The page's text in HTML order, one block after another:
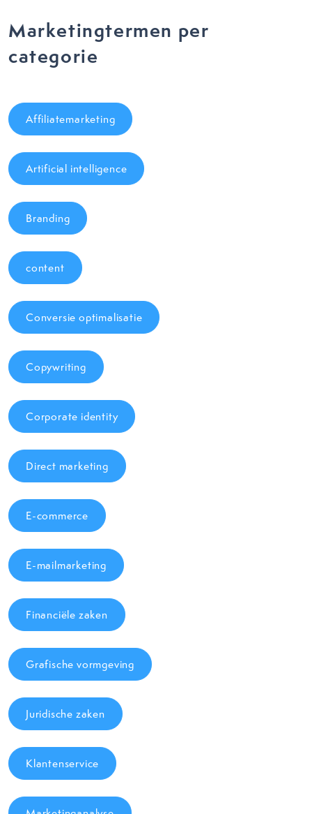
Marketingtermen per
categorie
Affiliatemarketing
Artificial intelligence
Branding
content
Conversie optimalisatie
Copywriting
Corporate identity
Direct marketing
E-commerce
E-mailmarketing
Financiële zaken
Grafische vormgeving
Juridische zaken
Klantenservice